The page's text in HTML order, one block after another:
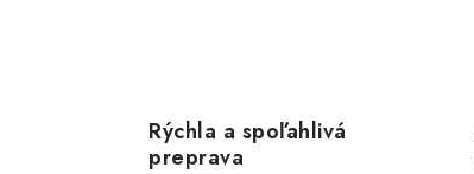
Rýchla a spoľahlivá
preprava